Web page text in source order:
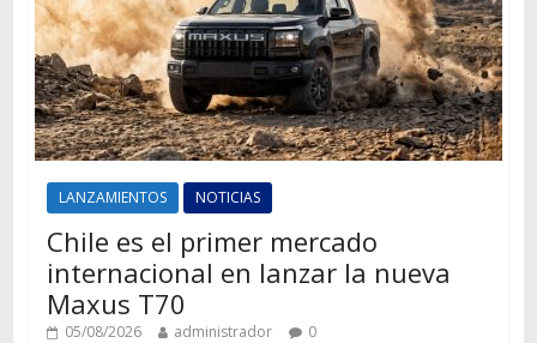
LANZAMIENTOS NOTICIAS
Chile es el primer mercado
internacional en lanzar la nueva
Maxus T70
05/08/2026 administrador 0